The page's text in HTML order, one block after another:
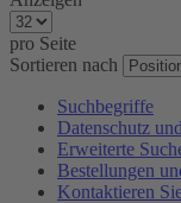
pro Seite
Sortieren nach
Suchbegriffe
Datenschutz
Erweiterte
Bestellungen
Kontaktieren